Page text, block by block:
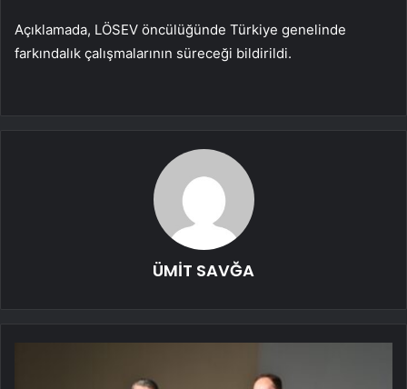
Açıklamada, LÖSEV öncülüğünde Türkiye genelinde
farkındalık çalışmalarının süreceği bildirildi.
ÜMİT SAVĞA